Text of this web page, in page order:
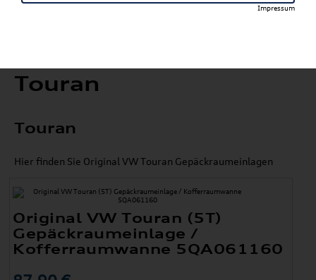
Touran
Touran
Hier finden Sie Original VW Touran Gepäckraumeinlagen
Original VW Touran (5T)
Gepäckraumeinlage /
Kofferraumwanne 5QA061160
Impressum